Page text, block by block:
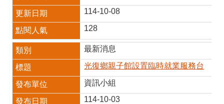
114-10-08
128
最新消息
光復鄉親子館設置臨時就業服務台
資訊小組
114-10-03